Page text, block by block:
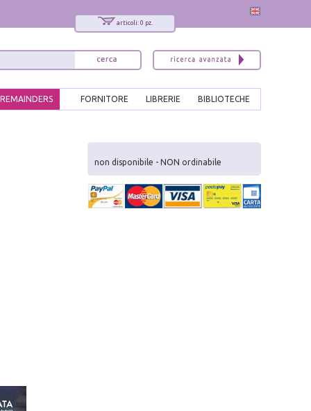
articoli: 0 pz.
BIBLIOTECHE
LIBRERIE
FORNITORE
REMAINDERS
non disponibile - NON ordinabile
x
Interessato ai nostri libri?
Allora iscriviti alla nostra newsletter!
Sarai informato delle nostre novità, potrai
comunque cancellarti quando desideri.